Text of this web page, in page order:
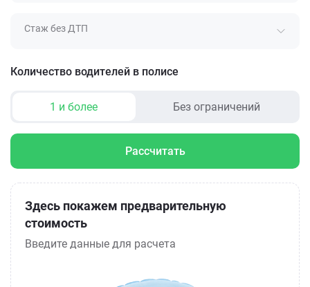
Стаж без ДТП
Количество водителей в полисе
1 и более Без ограничений
Рассчитать
Здесь покажем предварительную
стоимость
Введите данные для расчета